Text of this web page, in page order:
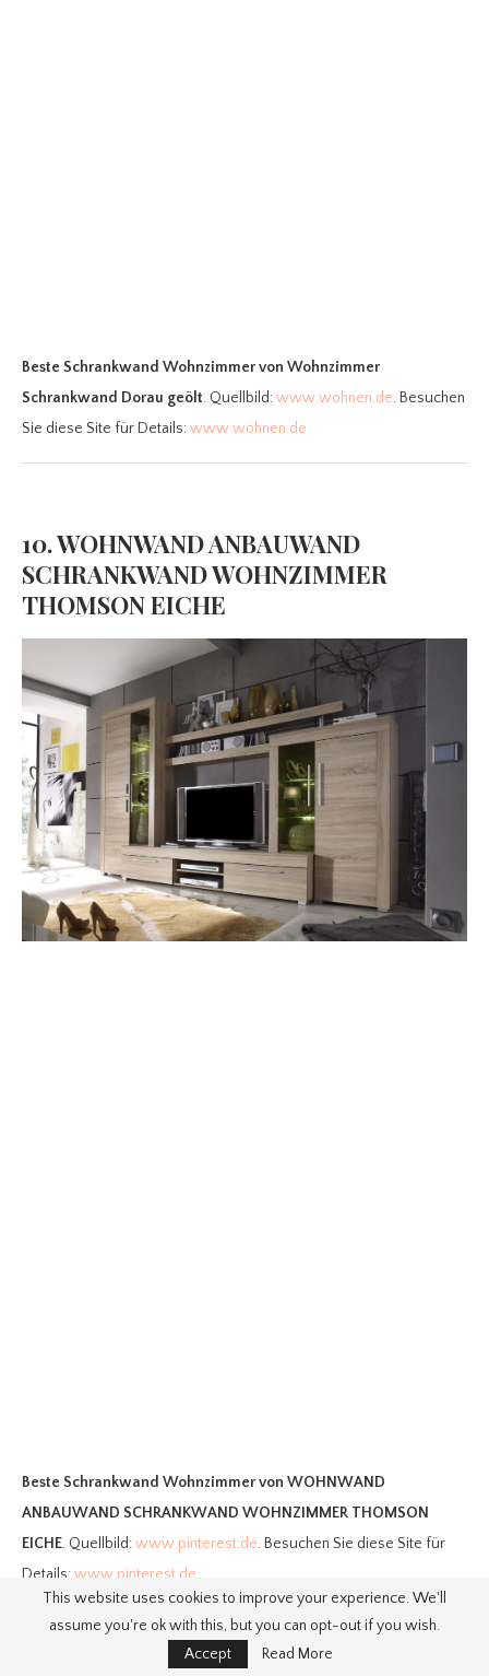
Beste Schrankwand Wohnzimmervon Wohnzimmer
Schrankwand Dorau geölt. Quellbild:www.wohnen.de. Besuchen
Sie diese Site für Details:www.wohnen.de
10. WOHNWAND ANBAUWAND
SCHRANKWAND WOHNZIMMER
THOMSON EICHE
Beste Schrankwand Wohnzimmervon WOHNWAND
ANBAUWAND SCHRANKWAND WOHNZIMMER THOMSON
EICHE. Quellbild:www.pinterest.de. Besuchen Sie diese Site für
Details:www.pinterest.de
This website uses cookies to improve your experience. We'll
assume you're ok with this, but you can opt-out if you wish.
Accept
Read More